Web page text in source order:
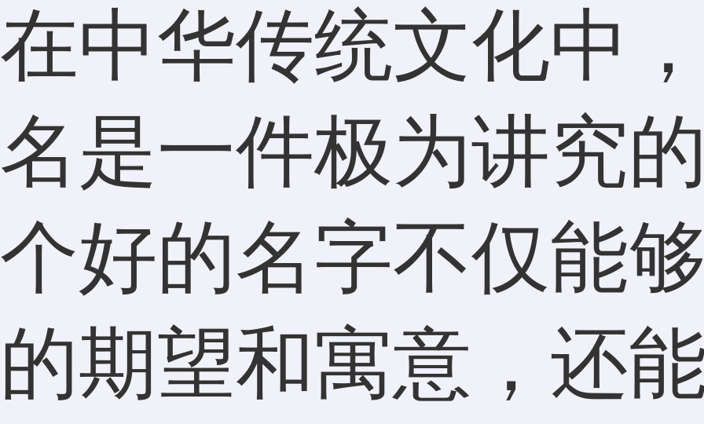
在中华传统文化中
名是一件极为讲究
个好的名字不仅能
的期望和寓意，还